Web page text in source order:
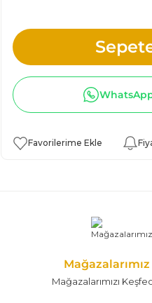
Mağazalarımız
Mağazalarımızı